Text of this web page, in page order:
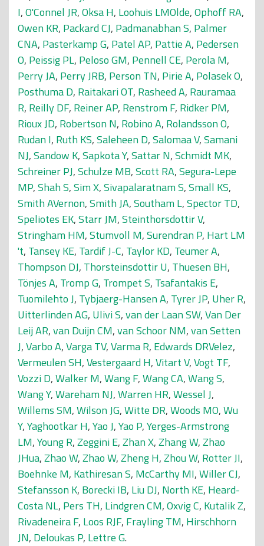
I,O'Connel JR,Oksa H, Loohuis LMOlde,Ophoff RA,
Owen KR, Packard CJ, Padmanabhan S, Palmer
CNA, Pasterkamp G, Patel AP, Pattie A, Pedersen
O, Peissig PL, Peloso GM, Pennell CE, Perola M,
Perry JA, Perry JRB, Person TN, Pirie A, Polasek O,
Posthuma D, Raitakari OT, Rasheed A, Rauramaa
R, Reilly DF, Reiner AP, Renstrom F, Ridker PM,
Rioux JD, Robertson N, Robino A, Rolandsson O,
Rudan I, Ruth KS,Saleheen D,Salomaa V,Samani
NJ,Sandow K,Sapkota Y,Sattar N,Schmidt MK,
Schreiner PJ,Schulze MB,Scott RA,Segura-Lepe
MP,Shah S,Sim X,Sivapalaratnam S,Small KS,
Smith AVernon,Smith JA,Southam L,Spector TD,
Speliotes EK,Starr JM,Steinthorsdottir V,
Stringham HM,Stumvoll M,Surendran P, Hart LM
't, Tansey KE, Tardif J-C, Taylor KD, Teumer A,
Thompson DJ, Thorsteinsdottir U, Thuesen BH,
Tönjes A, Tromp G, Trompet S, Tsafantakis E,
Tuomilehto J, Tybjaerg-Hansen A, Tyrer JP, Uher R,
Uitterlinden AG, Ulivi S,van der Laan SW,Van Der
Leij AR,van Duijn CM,van Schoor NM,van Setten
J,Varbo A,Varga TV,Varma R, Edwards DRVelez,
Vermeulen SH,Vestergaard H,Vitart V,Vogt TF,
Vozzi D,Walker M,Wang F,Wang CA,Wang S,
Wang Y,Wareham NJ,Warren HR,Wessel J,
Willems SM,Wilson JG,Witte DR,Woods MO,Wu
Y,Yaghootkar H,Yao J,Yao P,Yerges-Armstrong
LM,Young R,Zeggini E,Zhan X,Zhang W,Zhao
JHua,Zhao W,Zhao W,Zheng H,Zhou W, Rotter JI,
Boehnke M, Kathiresan S, McCarthy MI,Willer CJ,
Stefansson K, Borecki IB, Liu DJ, North KE, Heard-
Costa NL, Pers TH, Lindgren CM,Oxvig C, Kutalik Z,
Rivadeneira F, Loos RJF, Frayling TM, Hirschhorn
JN, Deloukas P, Lettre G.